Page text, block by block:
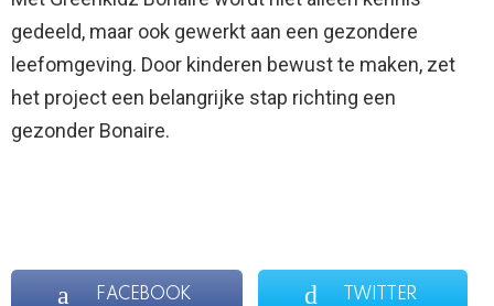
gedeeld, maar ook gewerkt aan een gezondere
leefomgeving. Door kinderen bewust te maken, zet
het project een belangrijke stap richting een
gezonder Bonaire.
FACEBOOK TWITTER